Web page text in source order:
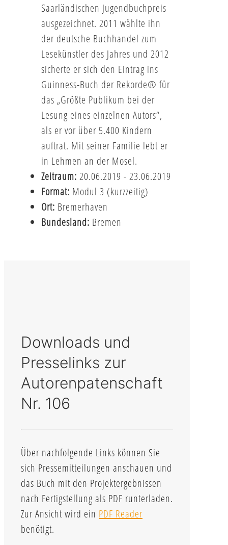
Saarländischen Jugendbuchpreis
ausgezeichnet. 2011 wählte ihn
der deutsche Buchhandel zum
Lesekünstler des Jahres und 2012
sicherte er sich den Eintrag ins
Guinness-Buch der Rekorde® für
das „Größte Publikum bei der
Lesung eines einzelnen Autors“,
als er vor über 5.400 Kindern
auftrat. Mit seiner Familie lebt er
in Lehmen an der Mosel.
Zeitraum: 20.06.2019 - 23.06.2019
Format: Modul 3 (kurzzeitig)
Ort: Bremerhaven
Bundesland: Bremen
Downloads und
Presselinks zur
Autorenpatenschaft
Nr. 106
Über nachfolgende Links können Sie
sich Pressemitteilungen anschauen und
das Buch mit den Projektergebnissen
nach Fertigstellung als PDF runterladen.
Zur Ansicht wird ein PDF Reader
benötigt.